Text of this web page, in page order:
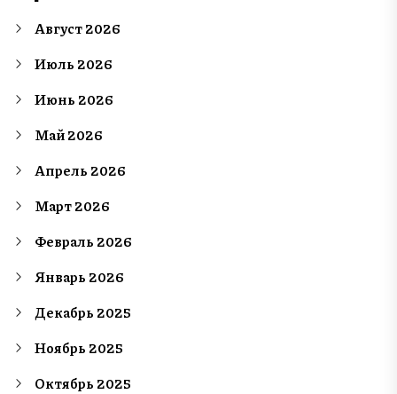
Август 2026
Июль 2026
Июнь 2026
Май 2026
Апрель 2026
Март 2026
Февраль 2026
Январь 2026
Декабрь 2025
Ноябрь 2025
Октябрь 2025